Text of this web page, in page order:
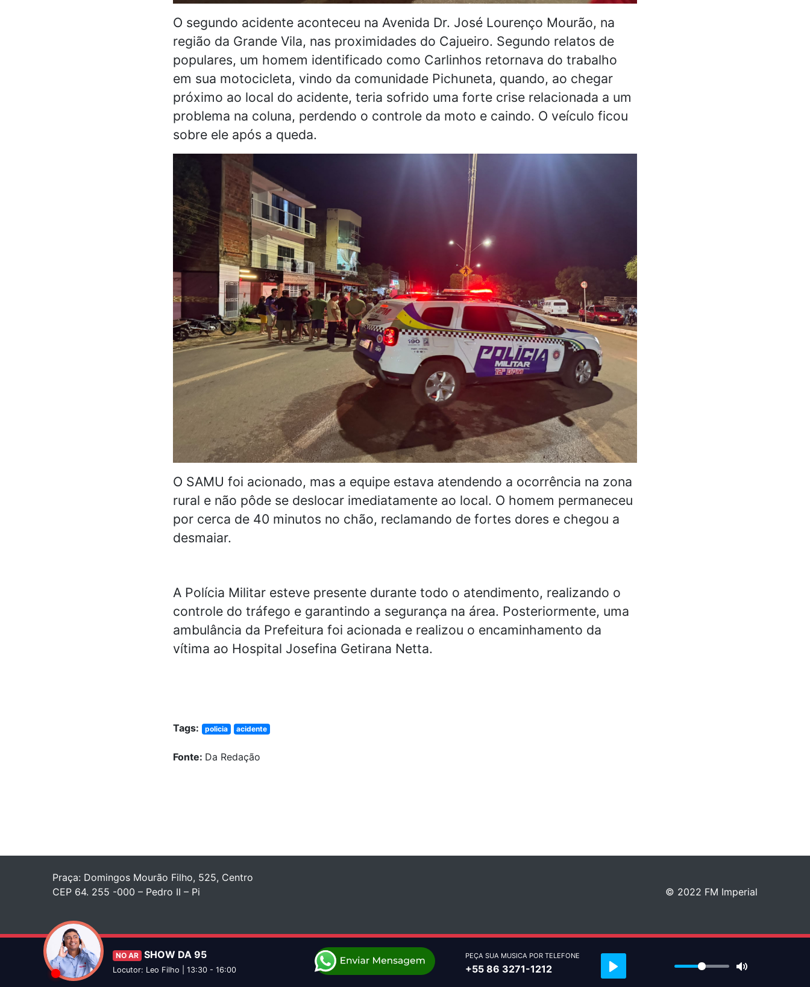
O segundo acidente aconteceu na Avenida Dr. José Lourenço Mourão, na
região da Grande Vila, nas proximidades do Cajueiro. Segundo relatos de
populares, um homem identificado como Carlinhos retornava do trabalho
em sua motocicleta, vindo da comunidade Pichuneta, quando, ao chegar
próximo ao local do acidente, teria sofrido uma forte crise relacionada a um
problema na coluna, perdendo o controle da moto e caindo. O veículo ficou
sobre ele após a queda.
O SAMU foi acionado, mas a equipe estava atendendo a ocorrência na zona
rural e não pôde se deslocar imediatamente ao local. O homem permaneceu
por cerca de 40 minutos no chão, reclamando de fortes dores e chegou a
desmaiar.
A Polícia Militar esteve presente durante todo o atendimento, realizando o
controle do tráfego e garantindo a segurança na área. Posteriormente, uma
ambulância da Prefeitura foi acionada e realizou o encaminhamento da
vítima ao Hospital Josefina Getirana Netta.
Tags: policia acidente
Fonte: Da Redação
NO AR SHOW DA 95
Locutor: Leo Filho | 13:30 - 16:00
PEÇA SUA MUSICA POR TELEFONE
+55 86 3271-1212
Praça: Domingos Mourão Filho, 525, Centro
CEP 64. 255 -000 – Pedro II – Pi
© 2022 FM Imperial